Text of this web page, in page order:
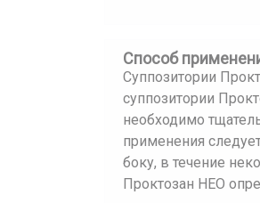
Способ
Суппозитории
суппозитории
необходимо
применения
боку, в течение
Проктозан НЕО